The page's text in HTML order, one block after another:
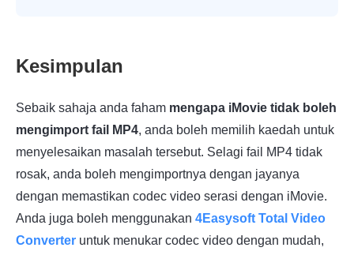
Kesimpulan
Sebaik sahaja anda faham mengapa iMovie tidak boleh
mengimport fail MP4, anda boleh memilih kaedah untuk
menyelesaikan masalah tersebut. Selagi fail MP4 tidak
rosak, anda boleh mengimportnya dengan jayanya
dengan memastikan codec video serasi dengan iMovie.
Anda juga boleh menggunakan 4Easysoft Total Video
Converter untuk menukar codec video dengan mudah,